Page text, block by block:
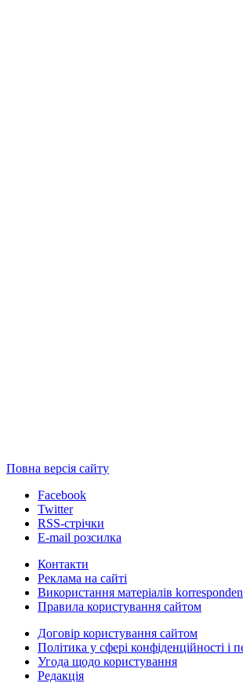
Повна версія сайту
Facebook
Twitter
RSS-стрічки
E-mail розсилка
Контакти
Реклама на сайті
Використання матеріалів
Правила користування сайтом
Договір користування сайтом
Політика у сфері конфіденційності і
Угода щодо користування
Редакція